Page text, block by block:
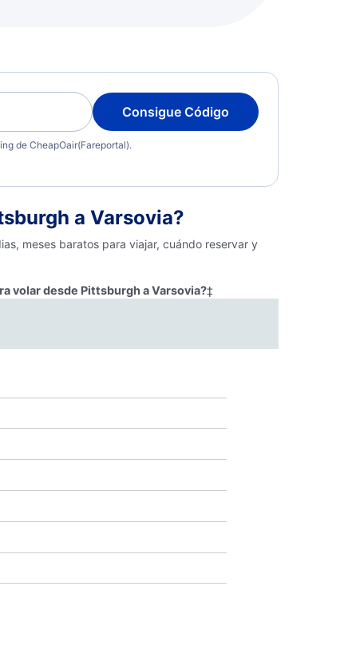
Consigue Código
de CheapOair(Fareportal).
a Varsovia?
meses baratos para viajar, cuándo reservar y
volar desde Pittsburgh a Varsovia?‡